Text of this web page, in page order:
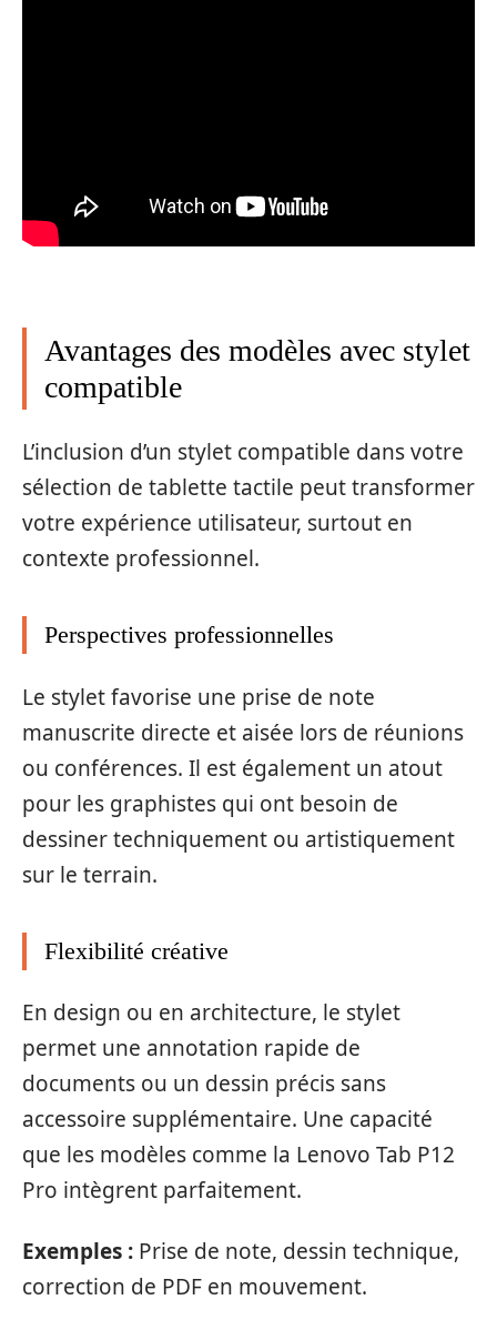
Avantages des modèles avec stylet
compatible
L’inclusion d’un stylet compatible dans votre
sélection de tablette tactile peut transformer
votre expérience utilisateur, surtout en
contexte professionnel.
Perspectives professionnelles
Le stylet favorise une prise de note
manuscrite directe et aisée lors de réunions
ou conférences. Il est également un atout
pour les graphistes qui ont besoin de
dessiner techniquement ou artistiquement
sur le terrain.
Flexibilité créative
En design ou en architecture, le stylet
permet une annotation rapide de
documents ou un dessin précis sans
accessoire supplémentaire. Une capacité
que les modèles comme la Lenovo Tab P12
Pro intègrent parfaitement.
Exemples : Prise de note, dessin technique,
correction de PDF en mouvement.